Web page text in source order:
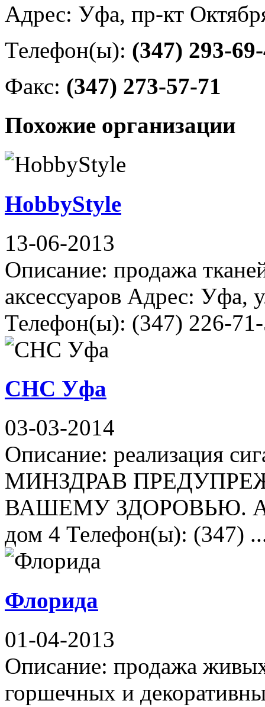
Адрес: Уфа, пр-кт
Телефон(ы): (347) 293-
Факс: (347) 273-57-71
Похожие организации
HobbyStyle
13-06-2013
Описание: продажа
аксессуаров Адрес:
Телефон(ы): (347) 226-
СНС Уфа
03-03-2014
Описание: реализация
МИНЗДРАВ
ВАШЕМУ ЗДОРОВЬЮ.
дом 4 Телефон(ы): (347)
Флорида
01-04-2013
Описание: продажа
горшечных и